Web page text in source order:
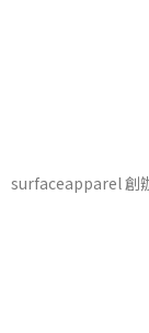
surfaceapparel 創